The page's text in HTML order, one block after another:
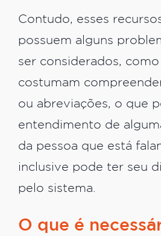
Contudo, esses
possuem alguns
ser considerados,
costumam
ou abreviações, o que
entendimento de
da pessoa que está
inclusive pode ter seu
pelo sistema.
O que é